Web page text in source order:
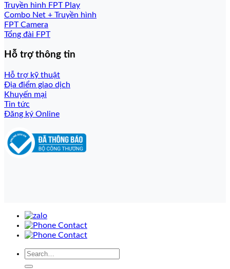
Truyền hình FPT Play
Combo Net + Truyền hình
FPT Camera
Tổng đài FPT
Hỗ trợ thông tin
Hỗ trợ kỹ thuật
Địa điểm giao dịch
Khuyến mại
Tin tức
Đăng ký Online